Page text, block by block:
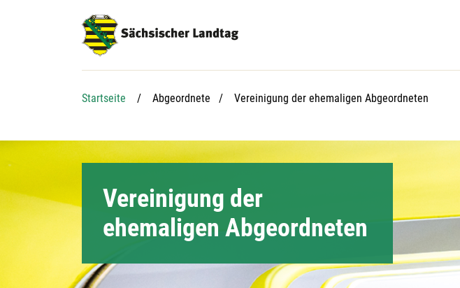
Startseite Abgeordnete Aktuelle Seite:
Vereinigung der ehemaligen Abgeordneten
Vereinigung der
ehemaligen Abgeordneten